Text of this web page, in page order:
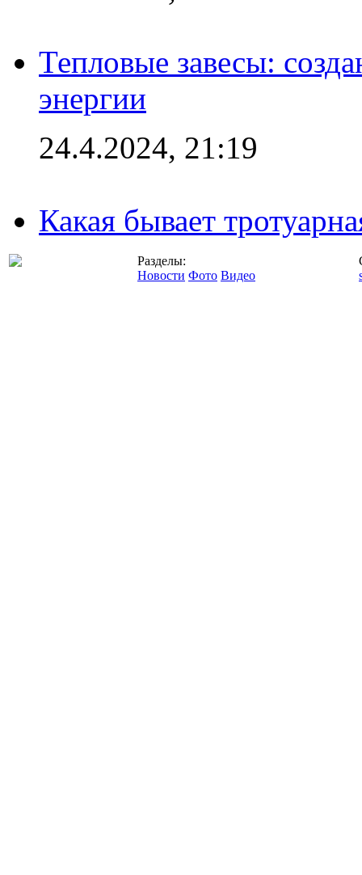
Тепловые завесы:
энергии
24.4.2024, 21:19
Какая бывает
Разделы:
Новости Фото Видео